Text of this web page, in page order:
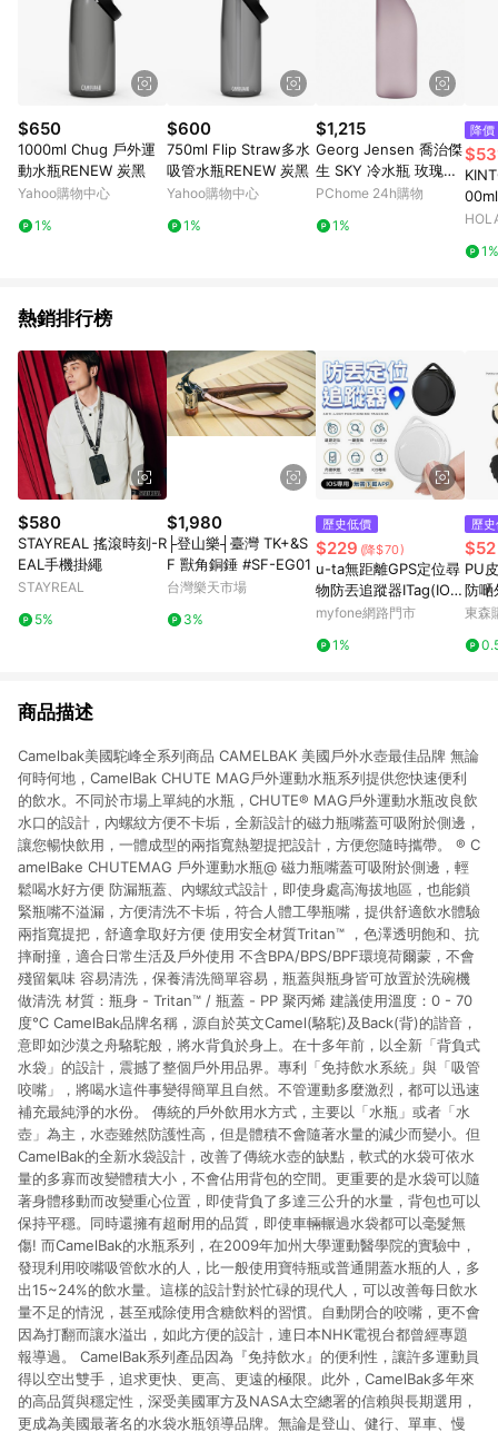
由網頁版(電腦版/手機版網頁)切換為App都將會造成追蹤中斷而
無法進行 LINE POINTS 回饋。 (5) LINE 購物為購物資訊整合性
位、贈品與台灣樂天市場銷售網頁不符，以銷售網頁標示為準。
(6) 導購訂單已逾 365 天，根據台灣樂天回饋規定，逾期訂單將
不符合回饋資格。 (7) 若上述或其他原因，致使消費者無接收到
點數回饋或點數回饋有爭議，台灣樂天市場保有更改條款與法律
追訴之權利，活動詳情以樂天市場網站公告為準。
$650
1000ml Chug 戶外運
動水瓶RENEW 炭黑
Yahoo購物中心
1%
$600
750ml Flip Straw多水
吸管水瓶RENEW 炭黑
Yahoo購物中心
1%
$1,215
Georg Jensen 喬治傑
生 SKY 冷水瓶 玫瑰色
0.5公升(耐45度) 1001
PChome 24h購物
1%
降價
1%
熱銷排行榜
$580
STAYREAL 搖滾時刻-R
EAL手機掛繩
STAYREAL
5%
$1,980
├登山樂┤臺灣 TK+&S
F 獸角銅錘 #SF-EG01
台灣樂天市場
3%
歷史低價
$229 (降$70)
u-ta無距離GPS定位尋
物防丟追蹤器ITag(IOS
專用)白色
myfone網路門市
1%
歷
$52
PU
防嗮
帽夾
東森
商品描述
Camelbak美國駝峰全系列商品 CAMELBAK 美國戶外水壺最佳品牌 無論
何時何地，CamelBak CHUTE MAG戶外運動水瓶系列提供您快速便利
的飲水。不同於市場上單純的水瓶，CHUTE® MAG戶外運動水瓶改良飲
水口的設計，內螺紋方便不卡垢，全新設計的磁力瓶嘴蓋可吸附於側邊，
讓您暢快飲用，一體成型的兩指寬熱塑提把設計，方便您隨時攜帶。 ® C
amelBake CHUTEMAG 戶外運動水瓶@ 磁力瓶嘴蓋可吸附於側邊，輕
鬆喝水好方便 防漏瓶蓋、內螺紋式設計，即使身處高海拔地區，也能鎖
緊瓶嘴不溢漏，方便清洗不卡垢，符合人體工學瓶嘴，提供舒適飲水體驗
兩指寬提把，舒適拿取好方便 使用安全材質Tritan™ ，色澤透明飽和、抗
摔耐撞，適合日常生活及戶外使用 不含BPA/BPS/BPF環境荷爾蒙，不會
殘留氣味 容易清洗，保養清洗簡單容易，瓶蓋與瓶身皆可放置於洗碗機
做清洗 材質：瓶身 - Tritan™ / 瓶蓋 - PP 聚丙烯 建議使用溫度：0 - 70
度℃ CamelBak品牌名稱，源自於英文Camel(駱駝)及Back(背)的諧音，
意即如沙漠之舟駱駝般，將水背負於身上。在十多年前，以全新「背負式
水袋」的設計，震撼了整個戶外用品界。專利「免持飲水系統」與「吸管
咬嘴」，將喝水這件事變得簡單且自然。不管運動多麼激烈，都可以迅速
補充最純淨的水份。 傳統的戶外飲用水方式，主要以「水瓶」或者「水
壺」為主，水壺雖然防護性高，但是體積不會隨著水量的減少而變小。但
CamelBak的全新水袋設計，改善了傳統水壺的缺點，軟式的水袋可依水
量的多寡而改變體積大小，不會佔用背包的空間。更重要的是水袋可以隨
著身體移動而改變重心位置，即使背負了多達三公升的水量，背包也可以
保持平穩。同時還擁有超耐用的品質，即使車輛輾過水袋都可以毫髮無
傷! 而CamelBak的水瓶系列，在2009年加州大學運動醫學院的實驗中，
發現利用咬嘴吸管飲水的人，比一般使用寶特瓶或普通開蓋水瓶的人，多
出15~24%的飲水量。這樣的設計對於忙碌的現代人，可以改善每日飲水
量不足的情況，甚至戒除使用含糖飲料的習慣。自動閉合的咬嘴，更不會
因為打翻而讓水溢出，如此方便的設計，連日本NHK電視台都曾經專題
報導過。 CamelBak系列產品因為『免持飲水』的便利性，讓許多運動員
得以空出雙手，追求更快、更高、更遠的極限。此外，CamelBak多年來
的高品質與穩定性，深受美國軍方及NASA太空總署的信賴與長期選用，
更成為美國最著名的水袋水瓶領導品牌。無論是登山、健行、單車、慢